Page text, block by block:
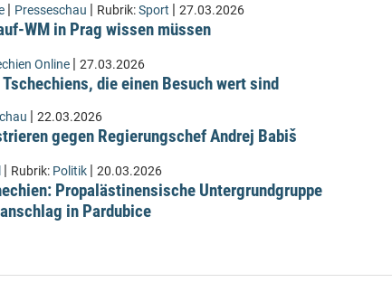
| Presseschau | Rubrik:Sport | 27.03.2026
WM in Prag wissen müssen
Online | 27.03.2026
die einen Besuch wert sind
| 22.03.2026
gegen Regierungschef Andrej Babiš
| Rubrik: Politik | 20.03.2026
Propalästinensische Untergrundgruppe
in Pardubice